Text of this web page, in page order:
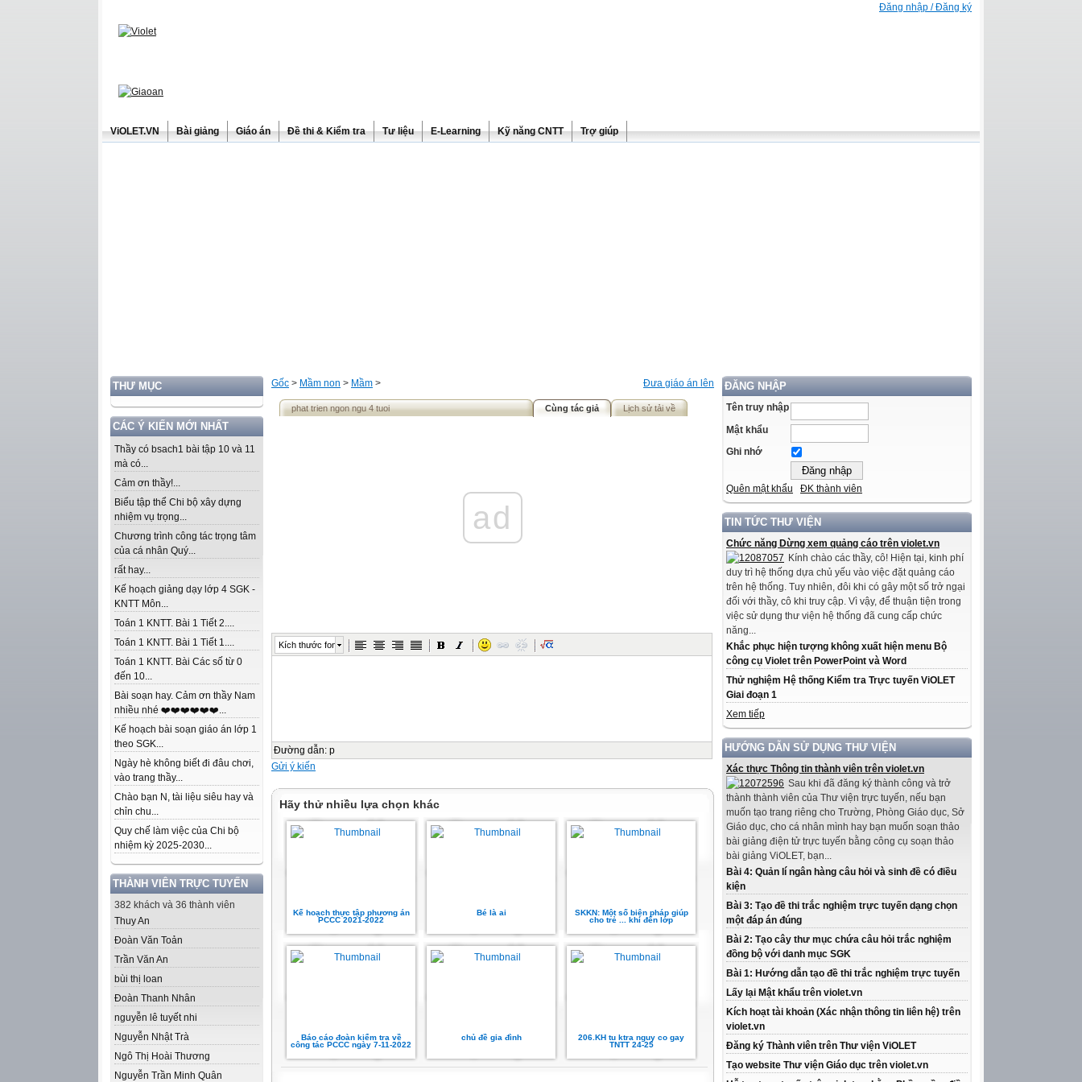
Đăng nhập / Đăng ký
ViOLET.VN Bài giảng Giáo án Đề thi & Kiểm tra Tư liệu E-Learning Kỹ năng CNTT Trợ giúp
THƯ MỤC
CÁC Ý KIẾN MỚI NHẤT
Thầy có bsach1 bài tập 10 và 11
mà có...
Cảm ơn thầy!...
Biểu tập thể Chi bộ xây dựng
nhiệm vụ trọng...
Chương trình công tác trọng tâm
của cá nhân Quý...
rất hay...
Kế hoạch giảng dạy lớp 4 SGK -
KNTT Môn...
Toán 1 KNTT. Bài 1 Tiết 2....
Toán 1 KNTT. Bài 1 Tiết 1....
Toán 1 KNTT. Bài Các số từ 0
đến 10...
Bài soạn hay. Cảm ơn thầy Nam
nhiều nhé ❤️❤️❤️❤️❤️❤️...
Kế hoạch bài soạn giáo án lớp 1
theo SGK...
Ngày hè không biết đi đâu chơi,
vào trang thầy...
Chào bạn N, tài liệu siêu hay và
chỉn chu...
Quy chế làm việc của Chi bộ
nhiệm kỳ 2025-2030...
THÀNH VIÊN TRỰC TUYẾN
382 khách và 36 thành viên
Thuy An
Đoàn Văn Toản
Trần Văn An
bùi thị loan
Đoàn Thanh Nhân
nguyễn lê tuyết nhi
Nguyễn Nhật Trà
Ngô Thị Hoài Thương
Nguyễn Trần Minh Quân
ĐĂNG NHẬP
Tên truy nhập
Mật khẩu
Ghi nhớ
Quên mật khẩu ĐK thành viên
TIN TỨC THƯ VIỆN
Chức năng Dừng xem quảng cáo trên violet.vn
Kính chào các thầy, cô! Hiện tại, kinh phí
duy trì hệ thống dựa chủ yếu vào việc đặt quảng cáo
trên hệ thống. Tuy nhiên, đôi khi có gây một số trở ngại
đối với thầy, cô khi truy cập. Vì vậy, để thuận tiện trong
việc sử dụng thư viện hệ thống đã cung cấp chức
năng...
Khắc phục hiện tượng không xuất hiện menu Bộ
công cụ Violet trên PowerPoint và Word
Thử nghiệm Hệ thống Kiểm tra Trực tuyến ViOLET
Giai đoạn 1
Xem tiếp
HƯỚNG DẪN SỬ DỤNG THƯ VIỆN
Xác thực Thông tin thành viên trên violet.vn
Sau khi đã đăng ký thành công và trở
thành thành viên của Thư viện trực tuyến, nếu bạn
muốn tạo trang riêng cho Trường, Phòng Giáo dục, Sở
Giáo dục, cho cá nhân mình hay bạn muốn soạn thảo
bài giảng điện tử trực tuyến bằng công cụ soạn thảo
bài giảng ViOLET, bạn...
Bài 4: Quản lí ngân hàng câu hỏi và sinh đề có điều
kiện
Bài 3: Tạo đề thi trắc nghiệm trực tuyến dạng chọn
một đáp án đúng
Bài 2: Tạo cây thư mục chứa câu hỏi trắc nghiệm
đồng bộ với danh mục SGK
Bài 1: Hướng dẫn tạo đề thi trắc nghiệm trực tuyến
Lấy lại Mật khẩu trên violet.vn
Kích hoạt tài khoản (Xác nhận thông tin liên hệ) trên
violet.vn
Đăng ký Thành viên trên Thư viện ViOLET
Tạo website Thư viện Giáo dục trên violet.vn
Đưa giáo án lên
Gốc > Mầm non > Mầm >
phat trien ngon ngu 4 tuoi Cùng tác giả Lịch sử tải về
ad
Kích thước font
Đường dẫn: p
Gửi ý kiến
Hãy thử nhiều lựa chọn khác
Kế hoạch thực tập phương án
PCCC 2021-2022
Bé là ai
SKKN: Một số biện pháp giúp
cho trẻ ... khi đến lớp
Báo cáo đoàn kiểm tra về
công tác PCCC ngày 7-11-2022
chủ đề gia đình
206.KH tu ktra nguy co gay
TNTT 24-25